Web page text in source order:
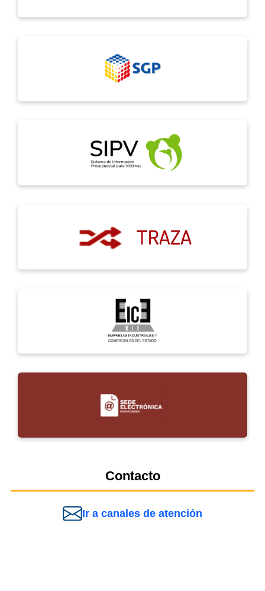
Contacto
Ir a canales de atención